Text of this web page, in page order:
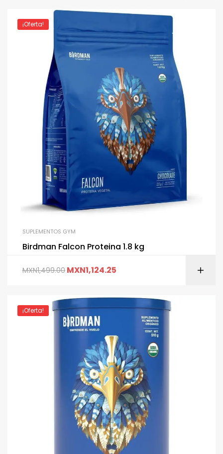
¡Oferta!
SUPLEMENTOS GYM
Birdman Falcon Proteina 1.8 kg
MXN1,499.00 MXN1,124.25
¡Oferta!